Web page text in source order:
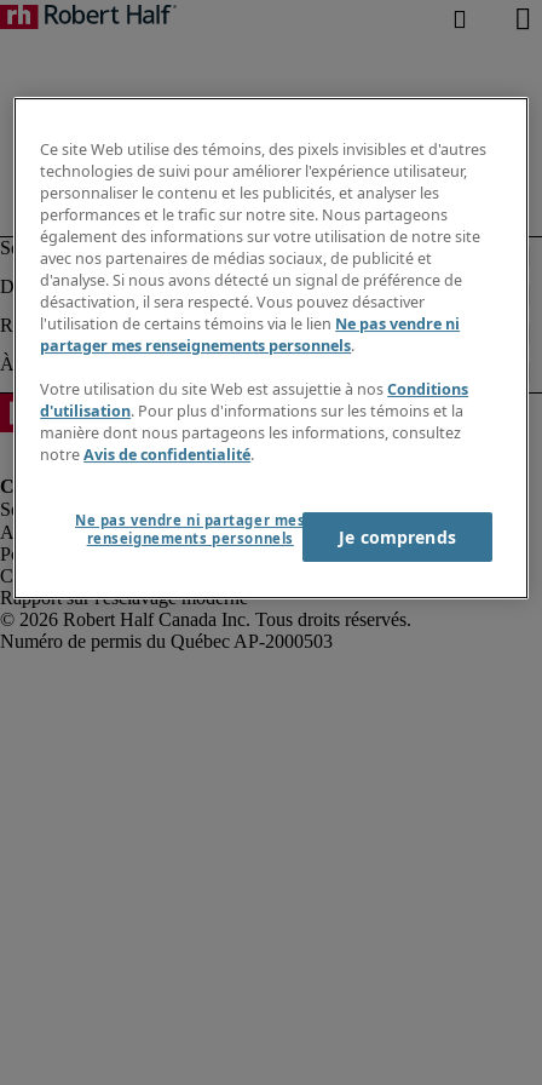
Alerte à la fraude
Politique de confidentialité
Conditions d’utilisation
Rapport sur l'esclavage moderne
Robert Half Canada Inc. Tous droits réservés.
Ce site Web utilise des témoins, des pixels invisibles et d'autres
technologies de suivi pour améliorer l'expérience utilisateur,
personnaliser le contenu et les publicités, et analyser les
performances et le trafic sur notre site. Nous partageons
également des informations sur votre utilisation de notre site
avec nos partenaires de médias sociaux, de publicité et
d'analyse. Si nous avons détecté un signal de préférence de
désactivation, il sera respecté. Vous pouvez désactiver
l'utilisation de certains témoins via le lien Ne pas vendre ni
partager mes renseignements personnels.
Votre utilisation du site Web est assujettie à nosConditions
d'utilisation. Pour plus d'informations sur les témoins et la
manière dont nous partageons les informations, consultez
notreAvis de confidentialité.
Ne pas vendre ni partager mes
renseignements personnels
Je comprends